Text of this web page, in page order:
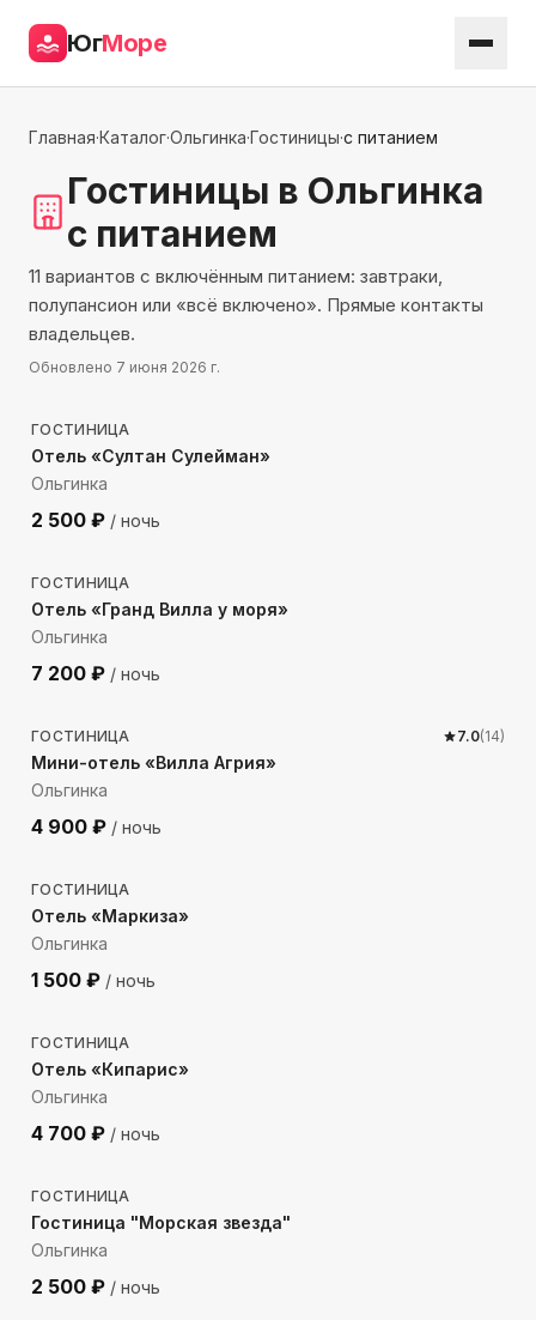
ЮгМоре
Главная·Каталог·Ольгинка·Гостиницы·с питанием
Гостиницы в Ольгинка
с питанием
11 вариантов с включённым питанием: завтраки,
полупансион или «всё включено». Прямые контакты
владельцев.
Обновлено 7 июня 2026 г.
546 м до моря
ГОСТИНИЦА
Отель «Султан Сулейман»
Ольгинка
2 500 ₽ / ночь
92 м до моря
ГОСТИНИЦА
Отель «Гранд Вилла у моря»
Ольгинка
7 200 ₽ / ночь
119 м до моря
ГОСТИНИЦА 7.0(14)
Мини-отель «Вилла Агрия»
Ольгинка
4 900 ₽ / ночь
616м до моря
ГОСТИНИЦА
Отель «Маркиза»
Ольгинка
1 500 ₽ / ночь
503 м до моря
ГОСТИНИЦА
Отель «Кипарис»
Ольгинка
4 700 ₽ / ночь
1735 м до моря
ГОСТИНИЦА
Гостиница "Морская звезда"
Ольгинка
2 500 ₽ / ночь
189м до моря